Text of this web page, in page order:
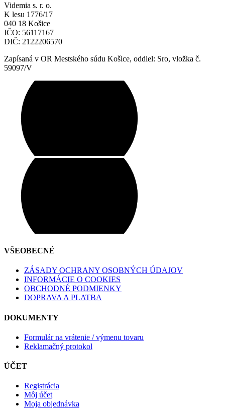
Videmia s. r. o.
K lesu 1776/17
040 18 Košice
IČO: 56117167
DIČ: 2122206570
Zapísaná v OR Mestského súdu Košice, oddiel: Sro, vložka č.
59097/V
VŠEOBECNÉ
ZÁSADY OCHRANY OSOBNÝCH ÚDAJOV
INFORMÁCIE O COOKIES
OBCHODNÉ PODMIENKY
DOPRAVA A PLATBA
DOKUMENTY
Formulár na vrátenie / výmenu tovaru
Reklamačný protokol
ÚČET
Registrácia
Môj účet
Moja objednávka